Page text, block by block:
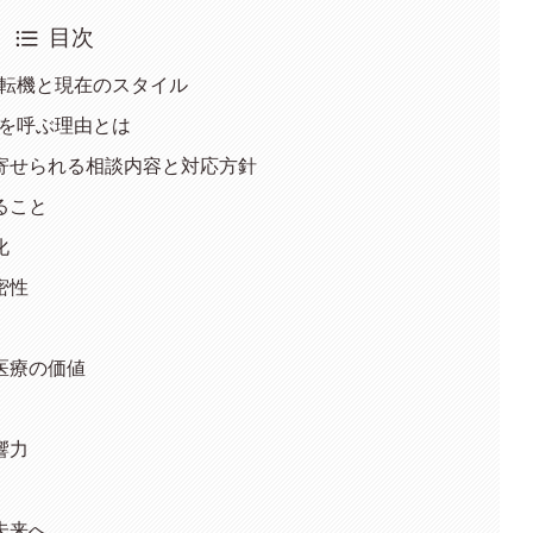
目次
機と現在のスタイル
呼ぶ理由とは
せられる相談内容と対応方針
こと
性
療の価値
力